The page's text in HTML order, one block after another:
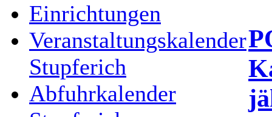
Einrichtungen
Veranstaltungskalender
Stupferich
Abfuhrkalender